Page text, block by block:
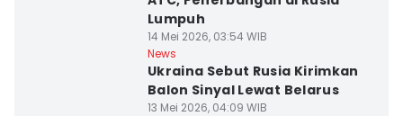
Lumpuh
14 Mei 2026, 03:54 WIB
News
Ukraina Sebut Rusia Kirimkan
Balon Sinyal Lewat Belarus
13 Mei 2026, 04:09 WIB